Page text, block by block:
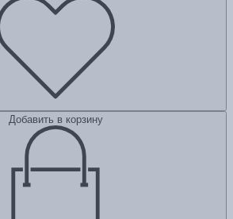
Добавить в корзину